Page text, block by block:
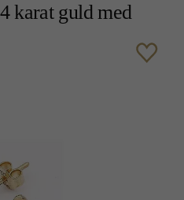
karat guld med